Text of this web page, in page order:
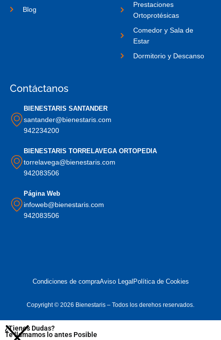
Blog
Prestaciones
Ortoprotésicas
Comedor y Sala de
Estar
Dormitorio y Descanso
Contáctanos
BIENESTARIS SANTANDER
santander@bienestaris.com
942234200
BIENESTARIS TORRELAVEGA ORTOPEDIA
torrelavega@bienestaris.com
942083506
Página Web
infoweb@bienestaris.com
942083506
Copyright © 2026 Bienestaris – Todos los derehos reservados.
Condiciones de compraAviso Legal Política de Cookies
¿Tienes Dudas?
Te llamamos lo antes Posible